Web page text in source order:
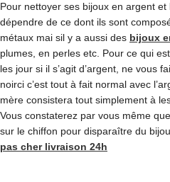
Pour nettoyer ses bijoux en argent
dépendre de ce dont ils sont
métaux mai sil y a aussi des bijoux
plumes, en perles etc. Pour ce qui
les jour si il s’agit d’argent, ne vous
noirci c’est tout à fait normal avec
mère consistera tout simplement à
Vous constaterez par vous même
sur le chiffon pour disparaître du
pas cher livraison 24h